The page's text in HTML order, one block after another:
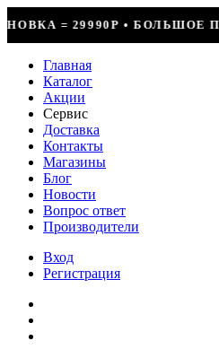
ПОСТУПЛЕНИЕ ФРЕОНА •
Главная
Каталог
Акции
Сервис
Доставка
Контакты
Магазины
Блог
Новости
Вопрос ответ
Производители
Вход
Регистрация